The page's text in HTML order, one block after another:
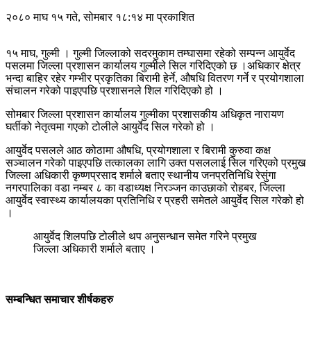
२०८० माघ १५ गते, सोमबार १८:१४ मा प्रकाशित
१५ माघ, गुल्मी । गुल्मी जिल्लाको सदरमुकाम तम्घासमा रहेको सम्पन्न आयुर्वेद
पसलमा जिल्ला प्रशासन कार्यालय गुल्मीले सिल गरिदिएको छ ।अधिकार क्षेत्र
भन्दा बाहिर रहेर गम्भीर प्रकृतिका बिरामी हेर्ने, औषधि वितरण गर्ने र प्रयोगशाला
संचालन गरेको पाइएपछि प्रशासनले शिल गरिदिएको हो ।
सोमबार जिल्ला प्रशासन कार्यालय गुल्मीका प्रशासकीय अधिकृत नारायण
घर्तीको नेतृत्वमा गएको टोलीले आयुर्वेद सिल गरेको हो ।
आयुर्वेद पसलले आठ कोठामा औषधि, प्रयोगशाला र बिरामी कुरुवा कक्ष
सञ्चालन गरेको पाइएपछि तत्कालका लागि उक्त पसललाई सिल गरिएको प्रमुख
जिल्ला अधिकारी कृष्णप्रसाद शर्माले बताए स्थानीय जनप्रतिनिधि रेसुंगा
नगरपालिका वडा नम्बर ८ का वडाध्यक्ष निरञ्जन काउछाको रोहबर, जिल्ला
आयुर्वेद स्वास्थ्य कार्यालयका प्रतिनिधि र प्रहरी समेतले आयुर्वेद सिल गरेको हो
।
आयुर्वेद शिलपछि टोलीले थप अनुसन्धान समेत गरिने प्रमुख
जिल्ला अधिकारी शर्माले बताए ।
सम्बन्धित समाचार शीर्षकहरु